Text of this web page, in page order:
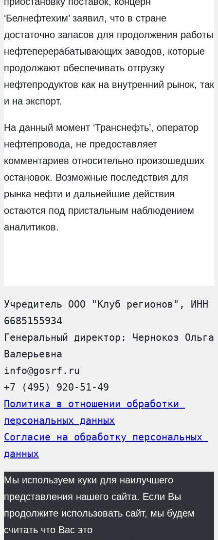
‘Белнефтехим’ заявил, что в стране
достаточно запасов для продолжения работы
нефтеперерабатывающих заводов, которые
продолжают обеспечивать отгрузку
нефтепродуктов как на внутренний рынок, так
и на экспорт.
На данный момент ‘Транснефть’, оператор
нефтепровода, не предоставляет
комментариев относительно произошедших
остановок. Возможные последствия для
рынка нефти и дальнейшие действия
остаются под пристальным наблюдением
аналитиков.
Учредитель ООО "Клуб регионов", ИНН
6685155934
Генеральный директор: Чернокоз Ольга
Валерьевна
info@gosrf.ru
+7 (495) 920-51-49
Политика в отношении обработки
персональных данных
Согласие на обработку персональных
данных
Мы используем куки для наилучшего
представления нашего сайта. Если Вы
продолжите использовать сайт, мы будем
считать что Вас это